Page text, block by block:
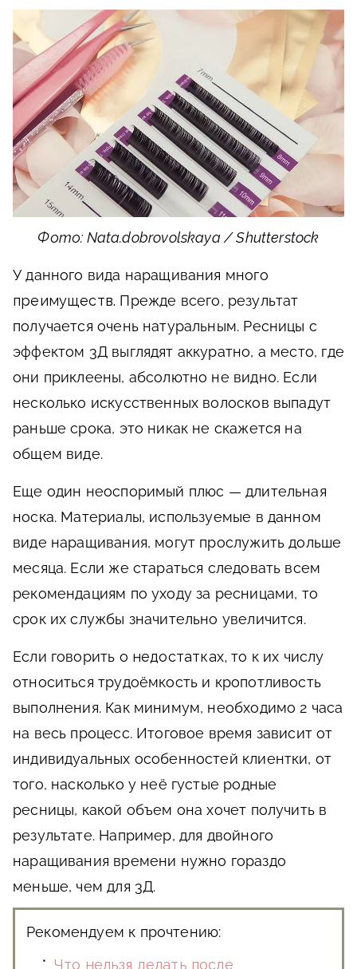
Фото: Nata.dobrovolskaya / Shutterstock
У данного вида наращивания много
преимуществ. Прежде всего, результат
получается очень натуральным. Ресницы с
эффектом 3Д выглядят аккуратно, а место, где
они приклеены, абсолютно не видно. Если
несколько искусственных волосков выпадут
раньше срока, это никак не скажется на
общем виде.
Еще один неоспоримый плюс — длительная
носка. Материалы, используемые в данном
виде наращивания, могут прослужить дольше
месяца. Если же стараться следовать всем
рекомендациям по уходу за ресницами, то
срок их службы значительно увеличится.
Если говорить о недостатках, то к их числу
относиться трудоёмкость и кропотливость
выполнения. Как минимум, необходимо 2 часа
на весь процесс. Итоговое время зависит от
индивидуальных особенностей клиентки, от
того, насколько у неё густые родные
ресницы, какой объем она хочет получить в
результате. Например, для двойного
наращивания времени нужно гораздо
меньше, чем для 3Д.
Рекомендуем к прочтению:
Что нельзя делать после